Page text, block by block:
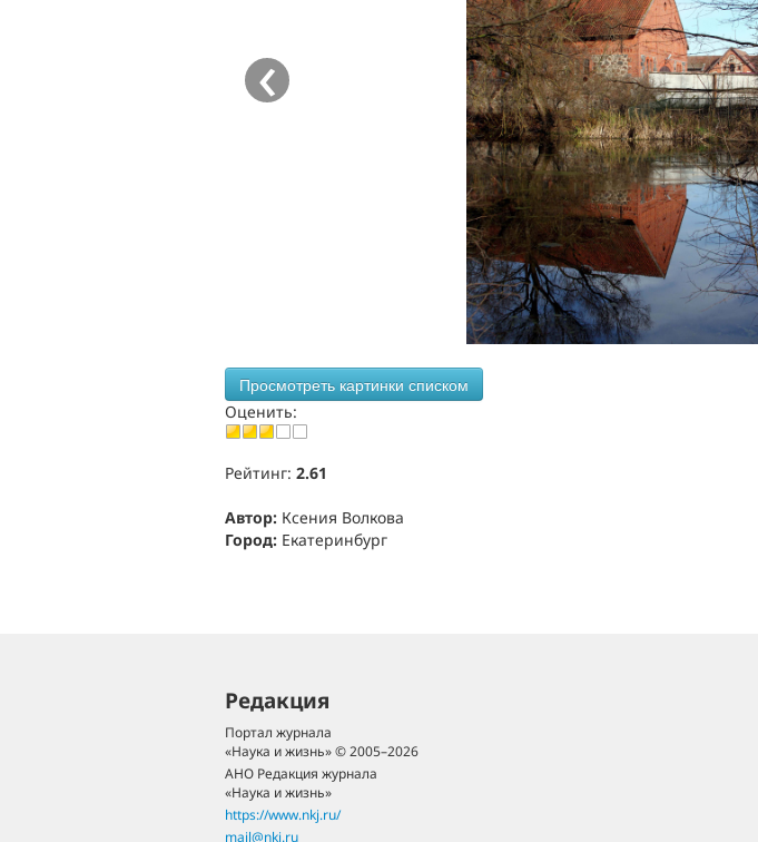
‹
Просмотреть картинки списком
Оценить:
Рейтинг: 2.61
Автор: Ксения Волкова
Город: Екатеринбург
Редакция
Портал журнала
«Наука и жизнь» © 2005–2026
АНО Редакция журнала
«Наука и жизнь»
https://www.nkj.ru/
mail@nkj.ru